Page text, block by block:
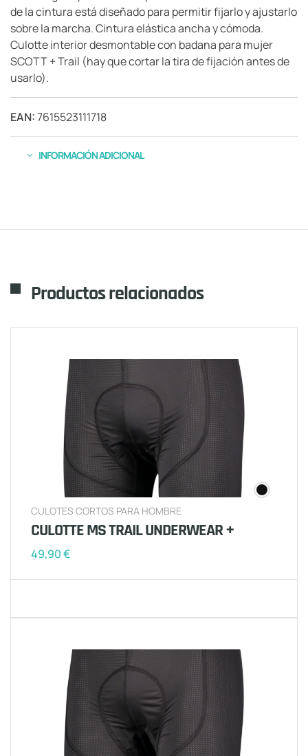
de la cintura está diseñado para permitir fijarlo y ajustarlo
sobre la marcha. Cintura elástica ancha y cómoda.
Culotte interior desmontable con badana para mujer
SCOTT + Trail (hay que cortar la tira de fijación antes de
usarlo).
EAN:7615523111718
INFORMACIÓN ADICIONAL
Productos relacionados
CULOTES CORTOS PARA HOMBRE
CULOTTE MS TRAIL UNDERWEAR +
49,90€